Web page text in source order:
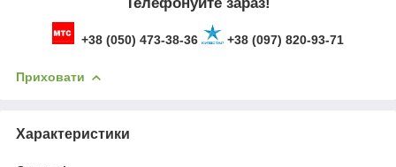
Телефонуйте зараз!
+38 (050) 473-38-36 +38 (097) 820-93-71
Приховати
Характеристики